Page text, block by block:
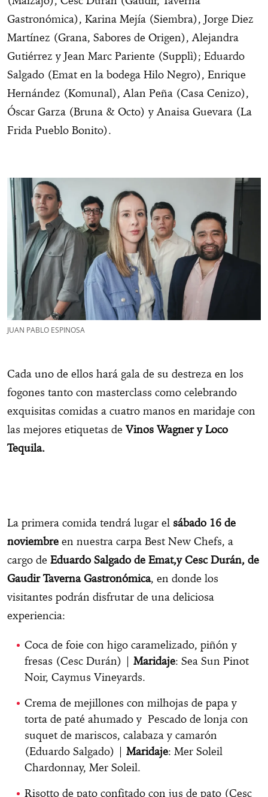
Gastronómica), Karina Mejía (Siembra), Jorge Diez
Martínez (Grana, Sabores de Origen), Alejandra
Gutiérrez y Jean Marc Pariente (Supplì); Eduardo
Salgado (Emat en la bodega Hilo Negro), Enrique
Hernández (Komunal), Alan Peña (Casa Cenizo),
Óscar Garza (Bruna & Octo) y Anaisa Guevara (La
Frida Pueblo Bonito).
JUAN PABLO ESPINOSA
Cada uno de ellos hará gala de su destreza en los
fogones tanto con masterclass como celebrando
exquisitas comidas a cuatro manos en maridaje con
las mejores etiquetas de Vinos Wagner y Loco
Tequila.
La primera comida tendrá lugar el sábado 16 de
noviembre en nuestra carpa Best New Chefs, a
cargo de Eduardo Salgado de Emat,y Cesc Durán, de
Gaudir Taverna Gastronómica, en donde los
visitantes podrán disfrutar de una deliciosa
experiencia:
Coca de foie con higo caramelizado, piñón y
fresas (Cesc Durán) | Maridaje: Sea Sun Pinot
Noir, Caymus Vineyards.
Crema de mejillones con milhojas de papa y
torta de paté ahumado y Pescado de lonja con
suquet de mariscos, calabaza y camarón
(Eduardo Salgado) | Maridaje: Mer Soleil
Chardonnay, Mer Soleil.
Risotto de pato confitado con jus de pato (Cesc